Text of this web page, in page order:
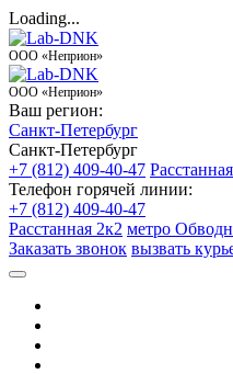
Loading...
ООО «Неприон»
ООО «Неприон»
Ваш регион:
Санкт-Петербург
Санкт-Петербург
+7 (812) 409-40-47
Телефон горячей линии:
+7 (812) 409-40-47
Расстанная 2к2 метро
Заказать звонок вызвать